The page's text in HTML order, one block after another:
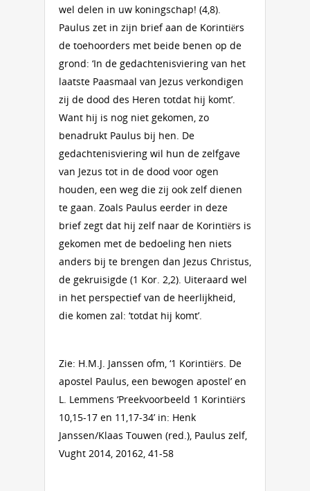
wel delen in uw koningschap! (4,8).
Paulus zet in zijn brief aan de Korintiërs
de toehoorders met beide benen op de
grond: ‘In de gedachtenisviering van het
laatste Paasmaal van Jezus verkondigen
zij de dood des Heren totdat hij komt’.
Want hij is nog niet gekomen, zo
benadrukt Paulus bij hen. De
gedachtenisviering wil hun de zelfgave
van Jezus tot in de dood voor ogen
houden, een weg die zij ook zelf dienen
te gaan. Zoals Paulus eerder in deze
brief zegt dat hij zelf naar de Korintiërs is
gekomen met de bedoeling hen niets
anders bij te brengen dan Jezus Christus,
de gekruisigde (1 Kor. 2,2). Uiteraard wel
in het perspectief van de heerlijkheid,
die komen zal: ‘totdat hij komt’.
Zie: H.M.J. Janssen ofm, ‘1 Korintiërs. De
apostel Paulus, een bewogen apostel’ en
L. Lemmens ‘Preekvoorbeeld 1 Korintiërs
10,15-17 en 11,17-34’ in: Henk
Janssen/Klaas Touwen (red.), Paulus zelf,
Vught 2014, 20162, 41-58